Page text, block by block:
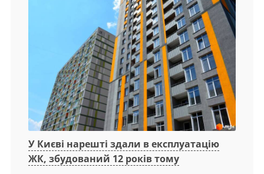
У Києві нарешті здали в експлуатацію
ЖК, збудований 12 років тому